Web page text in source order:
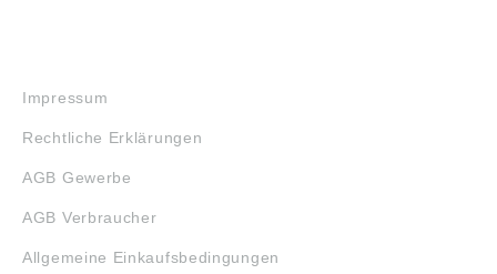
Impressum
Rechtliche Erklärungen
AGB Gewerbe
AGB Verbraucher
Allgemeine Einkaufsbedingungen